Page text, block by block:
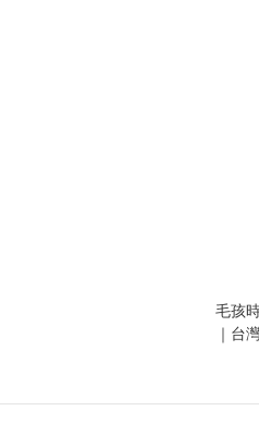
毛孩
｜台